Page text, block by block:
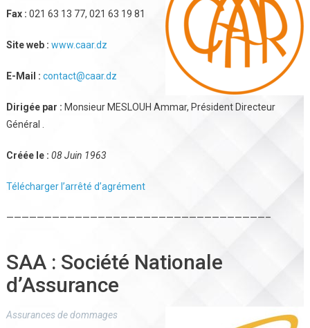
Fax : 021 63 13 77, 021 63 19 81
Site web : www.caar.dz
E-Mail : contact@caar.dz
Dirigée par : Monsieur MESLOUH Ammar, Président Directeur
Général .
Créée le : 08 Juin 1963
Télécharger l’arrêté d’agrément
——————————————————————————————————–
SAA : Société Nationale
d’Assurance
Assurances de dommages